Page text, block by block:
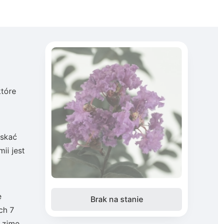
jest
7
Brak na stanie